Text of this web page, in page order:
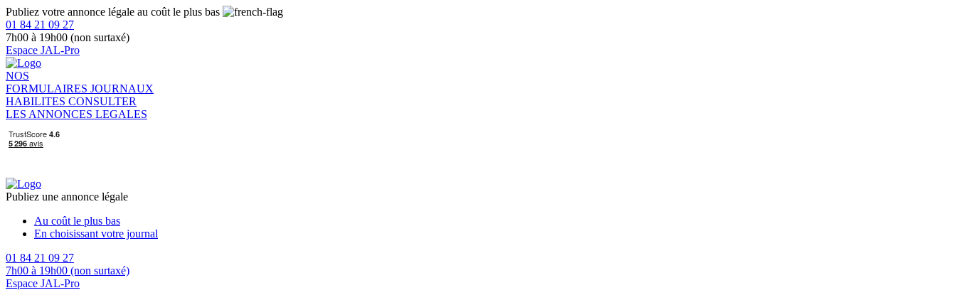
Publiez votre annonce légale au coût le plus bas
01 84 21 09 27
7h00 à 19h00 (non surtaxé)
Espace JAL-Pro
NOS
FORMULAIRES JOURNAUX
HABILITES CONSULTER
LES ANNONCES LEGALES
Publiez une annonce légale
Au coût le plus bas
En choisissant votre journal
01 84 21 09 27
7h00 à 19h00 (non surtaxé)
Espace JAL-Pro